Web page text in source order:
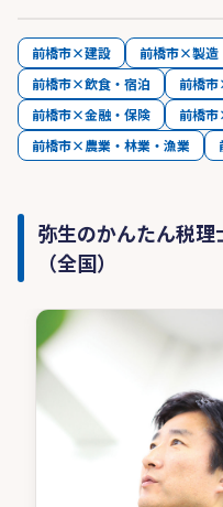
前橋市×建設 前橋市×製造
前橋市×飲食・宿泊
前橋
前橋市×金融・保険
前橋
前橋市×農業・林業・漁業
弥生のかんたん税
（全国）